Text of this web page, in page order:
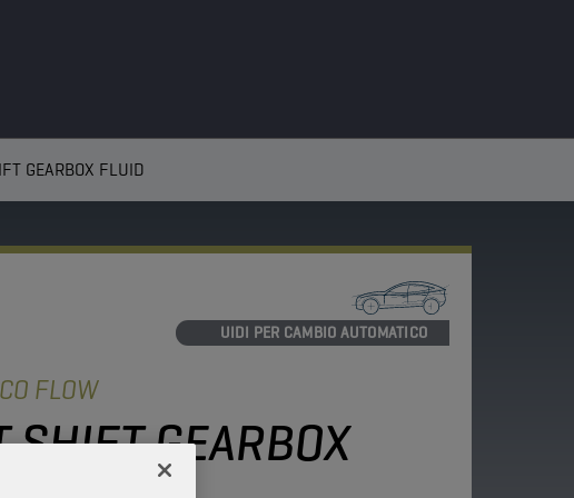
GEARBOX FLUID
LIQUIDI PER CAMBIO AUTOMATICO
FLOW
SHIFT GEARBOX